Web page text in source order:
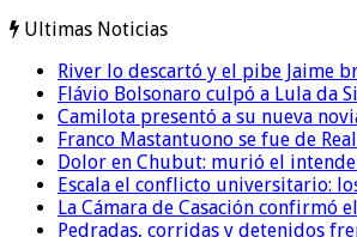
Ultimas Noticias
River lo descartó y el pibe Jaime
Flávio Bolsonaro culpó a Lula da
Camilota presentó a su nueva
Franco Mastantuono se fue de
Dolor en Chubut: murió el
Escala el conflicto universitario:
La Cámara de Casación
Pedradas, corridas y detenidos